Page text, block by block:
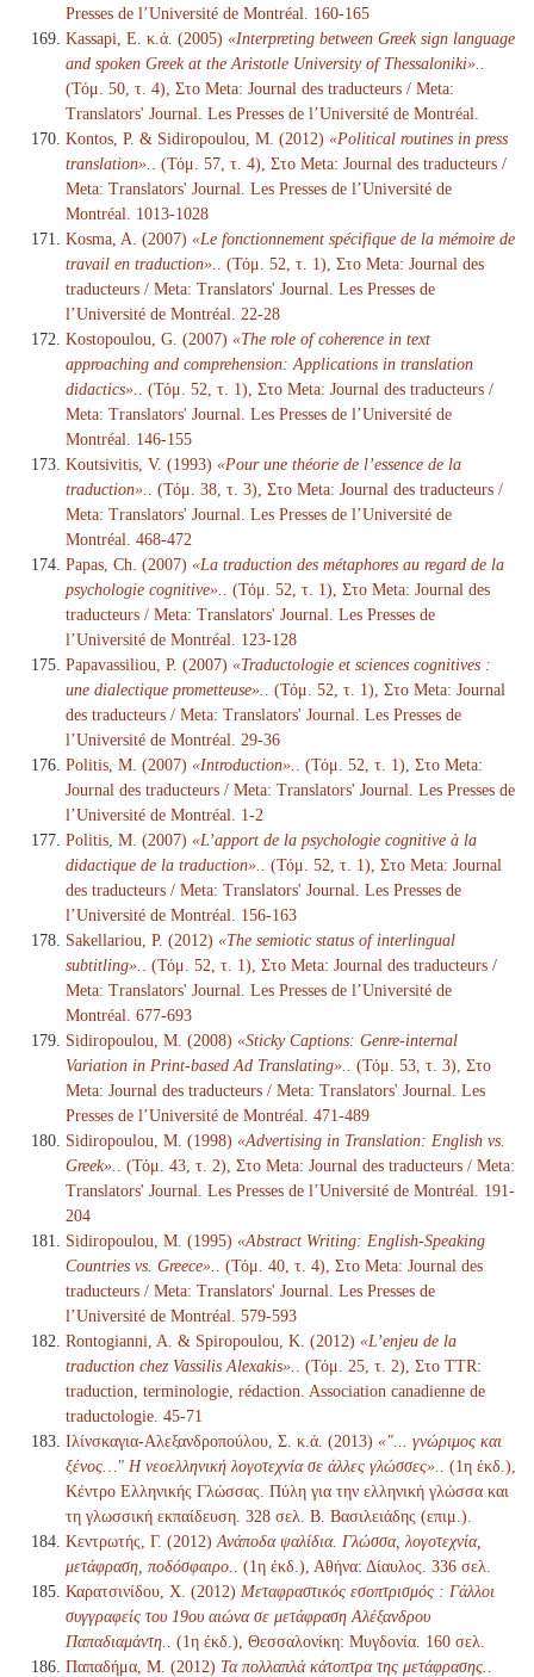
Presses de l’Université de Montréal. 160-165
Kassapi, E. κ.ά. (2005) «Interpreting between Greek sign language
and spoken Greek at the Aristotle University of Thessaloniki».
(Τόμ. 50, τ. 4), Στο Meta: Journal des traducteurs / Meta:
Translators' Journal. Les Presses de l’Université de Montréal.
Kontos, P. & Sidiropoulou, M. (2012) «Political routines in press
translation».
. (Τόμ. 57, τ. 4), Στο Meta: Journal des traducteurs /
Meta: Translators' Journal. Les Presses de l’Université de
Montréal. 1013-1028
Kosma, A. (2007) «Le fonctionnement spécifique de la mémoire de
travail en traduction».
. (Τόμ. 52, τ. 1), Στο Meta: Journal des
traducteurs / Meta: Translators' Journal. Les Presses de
l’Université de Montréal. 22-28
Kostopoulou, G. (2007) «The role of coherence in text
approaching and comprehension: Applications in translation
didactics».
. (Τόμ. 52, τ. 1), Στο Meta: Journal des traducteurs /
Meta: Translators' Journal. Les Presses de l’Université de
Montréal. 146-155
Koutsivitis, V. (1993) «Pour une théorie de l’essence de la
traduction».
. (Τόμ. 38, τ. 3), Στο Meta: Journal des traducteurs /
Meta: Translators' Journal. Les Presses de l’Université de
Montréal. 468-472
Papas, Ch. (2007) «La traduction des métaphores au regard de la
psychologie cognitive».
. (Τόμ. 52, τ. 1), Στο Meta: Journal des
traducteurs / Meta: Translators' Journal. Les Presses de
l’Université de Montréal. 123-128
Papavassiliou, P. (2007) «Traductologie et sciences cognitives :
une dialectique prometteuse».
. (Τόμ. 52, τ. 1), Στο Meta: Journal
des traducteurs / Meta: Translators' Journal. Les Presses de
l’Université de Montréal. 29-36
Politis, M. (2007) «Introduction».
. (Τόμ. 52, τ. 1), Στο Meta:
Journal des traducteurs / Meta: Translators' Journal. Les Presses de
l’Université de Montréal. 1-2
Politis, M. (2007) «L’apport de la psychologie cognitive à la
didactique de la traduction».
. (Τόμ. 52, τ. 1), Στο Meta: Journal
des traducteurs / Meta: Translators' Journal. Les Presses de
l’Université de Montréal. 156-163
Sakellariou, P. (2012) «The semiotic status of interlingual
subtitling».
. (Τόμ. 52, τ. 1), Στο Meta: Journal des traducteurs /
Meta: Translators' Journal. Les Presses de l’Université de
Montréal. 677-693
Sidiropoulou, M. (2008) «Sticky Captions: Genre-internal
Variation in Print-based Ad Translating».
. (Τόμ. 53, τ. 3), Στο
Meta: Journal des traducteurs / Meta: Translators' Journal. Les
Presses de l’Université de Montréal. 471-489
Sidiropoulou, M. (1998) «Advertising in Translation: English vs.
Greek».
. (Τόμ. 43, τ. 2), Στο Meta: Journal des traducteurs / Meta:
Translators' Journal. Les Presses de l’Université de Montréal. 191-
204
Sidiropoulou, M. (1995) «Abstract Writing: English-Speaking
Countries vs. Greece».
. (Τόμ. 40, τ. 4), Στο Meta: Journal des
traducteurs / Meta: Translators' Journal. Les Presses de
l’Université de Montréal. 579-593
Rontogianni, A. & Spiropoulou, K. (2012) «L’enjeu de la
traduction chez Vassilis Alexakis».
. (Τόμ. 25, τ. 2), Στο TTR:
traduction, terminologie, rédaction. Association canadienne de
traductologie. 45-71
Ιλίνσκαγια-Αλεξανδροπούλου, Σ. κ.ά. (2013) «"... γνώριμος και
ξένος…" Η νεοελληνική λογοτεχνία σε άλλες γλώσσες».
. (1η έκδ.),
Κέντρο Ελληνικής Γλώσσας. Πύλη για την ελληνική γλώσσα και
τη γλωσσική εκπαίδευση. 328 σελ. Β. Βασιλειάδης (επιμ.).
Κεντρωτής, Γ. (2012) Ανάποδα ψαλίδια. Γλώσσα, λογοτεχνία,
μετάφραση, ποδόσφαιρο.
. (1η έκδ.), Αθήνα: Δίαυλος. 336 σελ.
Καρατσινίδου, Χ. (2012) Μεταφραστικός εσοπτρισμός : Γάλλοι
συγγραφείς του 19ου αιώνα σε μετάφραση Αλέξανδρου
Παπαδιαμάντη.
. (1η έκδ.), Θεσσαλονίκη: Μυγδονία. 160 σελ.
Παπαδήμα, Μ. (2012) Τα πολλαπλά κάτοπτρα της μετάφρασης.